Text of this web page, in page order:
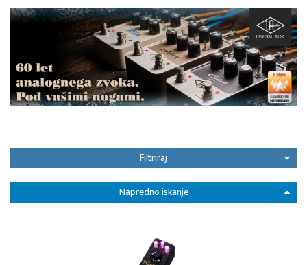
Filtriraj
Napredno iskanje